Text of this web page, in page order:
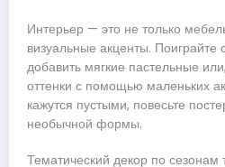
Интерьер — это не только
визуальные акценты. Поиграйте
добавить мягкие пастельные
оттенки с помощью маленьких
кажутся пустыми, повесьте
необычной формы.
Тематический декор по сезонам